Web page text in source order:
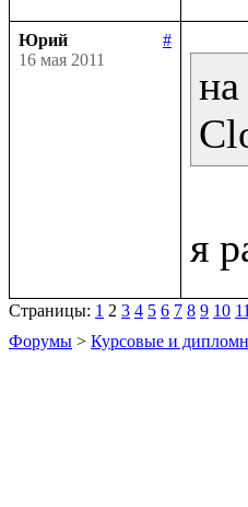
Юрий
#
16 мая 2011
Страницы: 1 2 3 4 5 6 7 8 9 10 11
Форумы > Курсовые и